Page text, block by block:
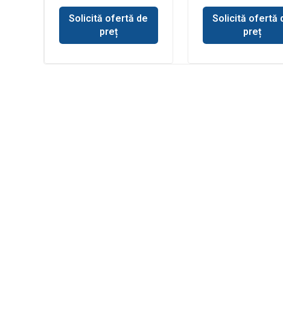
Solicită ofertă de
preț
Solicită ofertă
preț